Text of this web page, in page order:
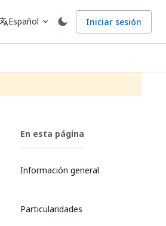
Español expand_more Iniciar sesión
En esta página
Información general
Particularidades